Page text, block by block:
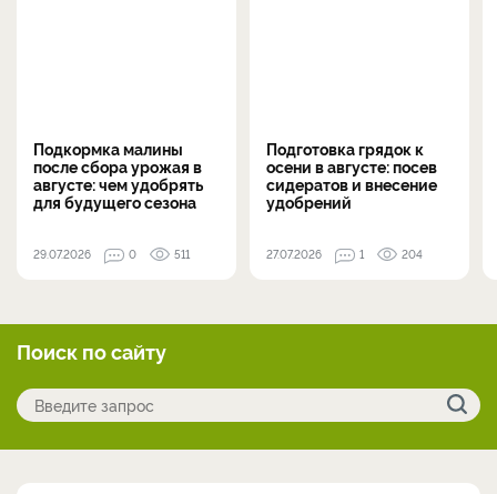
Подкормка малины
после сбора урожая в
августе: чем удобрять
для будущего сезона
29.07.2026 0 511
Подготовка грядок к
осени в августе: посев
сидератов и внесение
удобрений
27.07.2026 1 204
Поиск по сайту